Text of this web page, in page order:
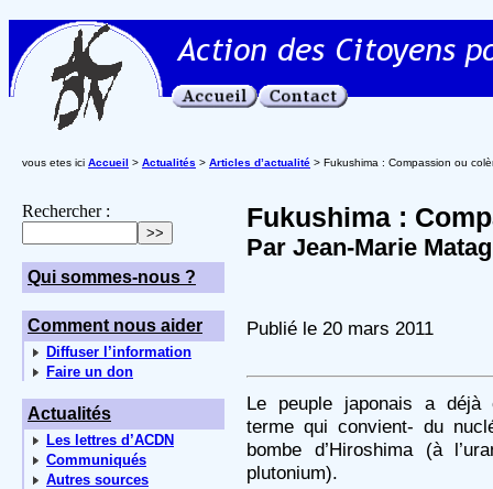
vous etes ici Accueil > Actualités > Articles d’actualité > Fukushima : Compassion ou
Rechercher :
Qui sommes-nous ?
Comment nous aider
Diffuser l’information
Faire un don
Actualités
Les lettres d’ACDN
Communiqués
Autres sources
Fukushima :
Par Jean-Marie
Publié le 20 mars 2011
Le peuple japonais a
terme qui convient- du
bombe d’Hiroshima (à
plutonium).